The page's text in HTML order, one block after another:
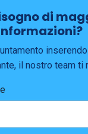
di
il nostro team ti